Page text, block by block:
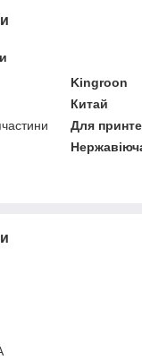
Kingroon
Китай
Для